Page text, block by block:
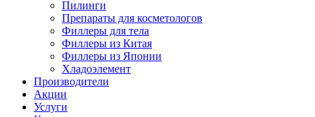
Пилинги
Препараты для косметологов
Филлеры для тела
Филлеры из Китая
Филлеры из Японии
Хладоэлемент
Производители
Акции
Услуги